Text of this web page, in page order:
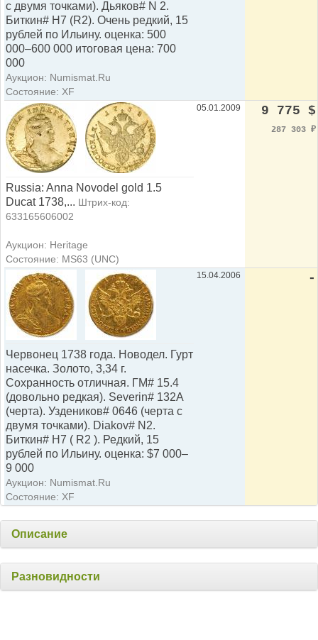
с двумя точками). Дьяков# N 2.
Биткин# Н7 (R2). Очень редкий, 15
рублей по Ильину. оценка: 500
000–600 000 итоговая цена: 700
000
Аукцион: Numismat.Ru
Состояние: XF
Russia: Anna Novodel gold 1.5
Ducat 1738,... Штрих-код:
633165606002
Аукцион: Heritage
Состояние: MS63 (UNC)
05.01.2009 9 775 $
287 303 ₽
Червонец 1738 года. Новодел. Гурт
насечка. Золото, 3,34 г.
Сохранность отличная. ГМ# 15.4
(довольно редкая). Severin# 132А
(черта). Уздеников# 0646 (черта с
двумя точками). Diakov# N2.
Биткин# Н7 ( R2 ). Редкий, 15
рублей по Ильину. оценка: $7 000–
9 000
Аукцион: Numismat.Ru
Состояние: XF
15.04.2006 -
Описание
Разновидности